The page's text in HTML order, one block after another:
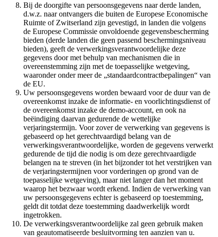
Bij de doorgifte van persoonsgegevens naar derde landen,
d.w.z. naar ontvangers die buiten de Europese Economische
Ruimte of Zwitserland zijn gevestigd, in landen die volgens
de Europese Commissie onvoldoende gegevensbescherming
bieden (derde landen die geen passend beschermingsniveau
bieden), geeft de verwerkingsverantwoordelijke deze
gegevens door met behulp van mechanismen die in
overeenstemming zijn met de toepasselijke wetgeving,
waaronder onder meer de „standaardcontractbepalingen“ van
de EU.
Uw persoonsgegevens worden bewaard voor de duur van de
overeenkomst inzake de informatie- en voorlichtingsdienst of
de overeenkomst inzake de demo-account, en ook na
beëindiging daarvan gedurende de wettelijke
verjaringstermijn. Voor zover de verwerking van gegevens is
gebaseerd op het gerechtvaardigd belang van de
verwerkingsverantwoordelijke, worden de gegevens verwerkt
gedurende de tijd die nodig is om deze gerechtvaardigde
belangen na te streven (in het bijzonder tot het verstrijken van
de verjaringstermijnen voor vorderingen op grond van de
toepasselijke wetgeving), maar niet langer dan het moment
waarop het bezwaar wordt erkend. Indien de verwerking van
uw persoonsgegevens echter is gebaseerd op toestemming,
geldt dit totdat deze toestemming daadwerkelijk wordt
ingetrokken.
De verwerkingsverantwoordelijke zal geen gebruik maken
van geautomatiseerde besluitvorming ten aanzien van u.